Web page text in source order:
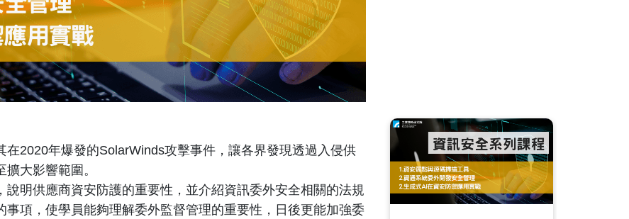
2020年爆發的SolarWinds攻擊事件，讓各界發現透過入侵供
大影響範圍。
明供應商資安防護的重要性，並介紹資訊委外安全相關的法規
項，使學員能夠理解委外監督管理的重要性，日後更能加強委